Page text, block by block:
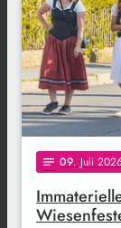
notes 09. Juli